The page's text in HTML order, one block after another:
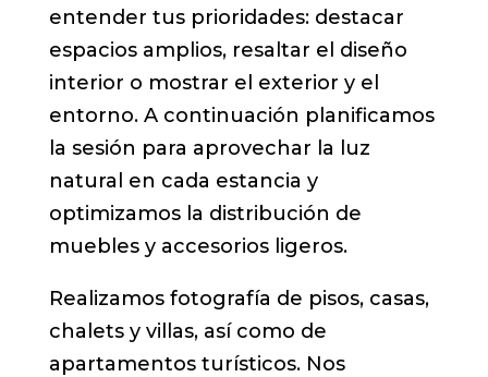
entender tus prioridades: destacar
espacios amplios, resaltar el diseño
interior o mostrar el exterior y el
entorno. A continuación planificamos
la sesión para aprovechar la luz
natural en cada estancia y
optimizamos la distribución de
muebles y accesorios ligeros.
Realizamos fotografía de pisos, casas,
chalets y villas, así como de
apartamentos turísticos. Nos